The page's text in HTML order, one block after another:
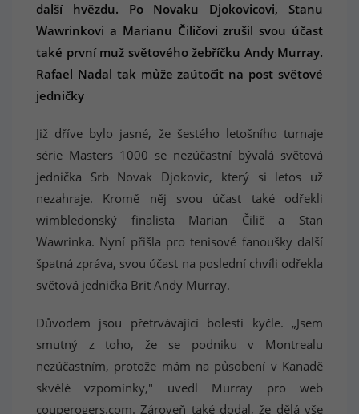
další hvězdu. Po Novaku Djokovicovi, Stanu
Wawrinkovi a Marianu Čiličovi zrušil svou účast
také první muž světového žebříčku Andy Murray.
Rafael Nadal tak může zaútočit na post světové
jedničky
Již dříve bylo jasné, že šestého letošního turnaje
série Masters 1000 se nezúčastní bývalá světová
jednička Srb Novak Djokovic, který si letos už
nezahraje. Kromě něj svou účast také odřekli
wimbledonský finalista Marian Čilič a Stan
Wawrinka. Nyní přišla pro tenisové fanoušky další
špatná zpráva, svou účast na poslední chvíli odřekla
světová jednička Brit Andy Murray.
Důvodem jsou přetrvávající bolesti kyčle. „Jsem
smutný z toho, že se podniku v Montrealu
nezúčastním, protože mám na působení v Kanadě
skvělé vzpomínky," uvedl Murray pro web
couperogers.com. Zároveň také dodal, že dělá vše